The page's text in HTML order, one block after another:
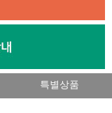
특별상품